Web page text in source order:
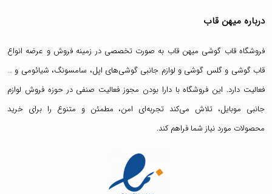
درباره میهن قاب
فروشگاه قاب گوشی میهن قاب به صورت تخصصی در زمینه فروش و عرضه انواع
قاب گوشی وگلس گوشی و لوازم جانبی گوشی‌های اپل، سامسونگ، شیائومی و …
فعالیت دارد. این فروشگاه با دارا بودن مجوز فعالیت صنفی در حوزه فروش لوازم
جانبی موبایل، تلاش می‌کند تجربه‌ای امن، مطمئن و متنوع را برای خرید
محصولات مورد نیاز شما فراهم کند.